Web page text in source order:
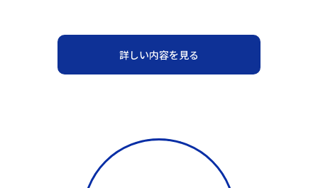
詳しい内容を見る